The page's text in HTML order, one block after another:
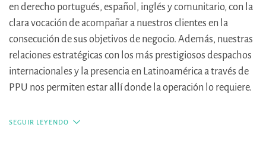
en derecho portugués, español, inglés y comunitario, con la
clara vocación de acompañar a nuestros clientes en la
consecución de sus objetivos de negocio. Además, nuestras
relaciones estratégicas con los más prestigiosos despachos
internacionales y la presencia en Latinoamérica a través de
PPU nos permiten estar allí donde la operación lo requiere.
SEGUIR LEYENDO